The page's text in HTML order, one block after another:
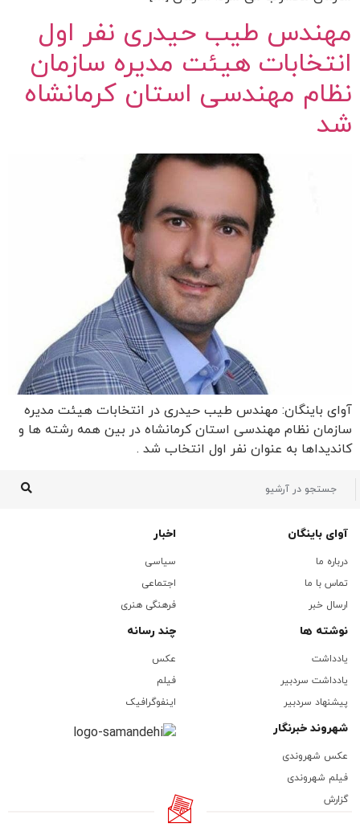
مهندس طیب حیدری نفر اول
انتخابات هیئت مدیره سازمان
نظام مهندسی استان کرمانشاه
شد
آوای باینگان: مهندس طیب حیدری در انتخابات هیئت مدیره
سازمان نظام مهندسی استان کرمانشاه در بین همه رشته ها و
کاندیداها به عنوان نفر اول انتخاب شد .
آوای باینگان
درباره ما
تماس با ما
ارسال خبر
اخبار
سیاسی
اجتماعی
فرهنگی هنری
نوشته ها
یادداشت
یادداشت سردبیر
پیشنهاد سردبیر
چند رسانه
عکس
فیلم
اینفوگرافیک
شهروند خبرنگار
عکس شهروندی
فیلم شهروندی
گزارش